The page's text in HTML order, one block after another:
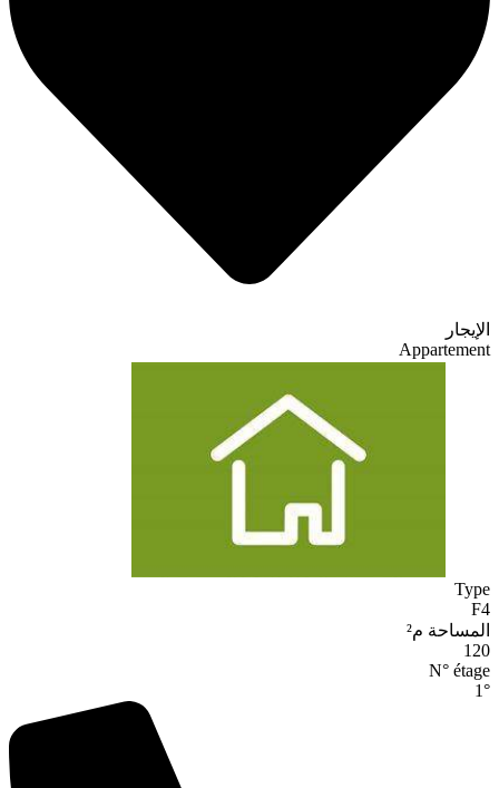
الإيجار
Appartement
Type
F4
المساحة م²
120
N° étage
1°